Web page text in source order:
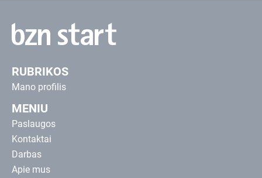
RUBRIKOS
Mano profilis
MENIU
Paslaugos
Kontaktai
Darbas
Apie mus